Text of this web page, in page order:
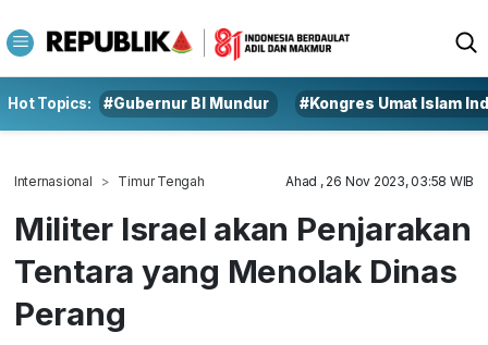
Hot Topics: #Gubernur BI Mundur #Kongres Umat Islam
Internasional Timur Tengah Ahad , 26 Nov 2023, 03:58 WIB
Militer Israel akan Penjarakan
Tentara yang Menolak Dinas
Perang